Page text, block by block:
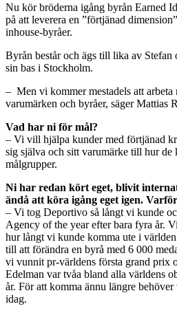
Nu kör bröderna igång byrån Earned
på att leverera en ”förtjänad
inhouse-byråer.
Byrån består och ägs till lika av
sin bas i Stockholm.
– Men vi kommer mestadels att arbeta
varumärken och byråer, säger Mattias
Vad har ni för mål?
– Vi vill hjälpa kunder med förtjänad
sig själva och sitt varumärke till hur de
målgrupper.
Ni har redan kört eget, blivit
ändå att köra igång eget igen.
– Vi tog Deportivo så långt vi kunde
Agency of the year efter bara fyra år.
hur långt vi kunde komma ute i
till att förändra en byrå med 6 000
vi vunnit pr-världens första grand prix
Edelman var tvåa bland alla världens
år. För att komma ännu längre
idag.